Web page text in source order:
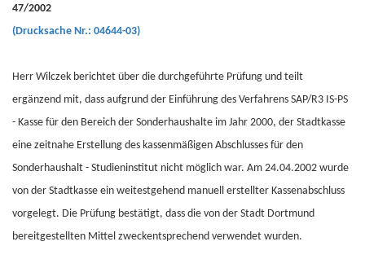
47/2002
(Drucksache Nr.: 04644-03)
Herr Wilczek berichtet über die durchgeführte Prüfung und teilt
ergänzend mit, dass aufgrund der Einführung des Verfahrens SAP/R3 IS-PS
- Kasse für den Bereich der Sonderhaushalte im Jahr 2000, der Stadtkasse
eine zeitnahe Erstellung des kassenmäßigen Abschlusses für den
Sonderhaushalt - Studieninstitut nicht möglich war. Am 24.04.2002 wurde
von der Stadtkasse ein weitestgehend manuell erstellter Kassenabschluss
vorgelegt. Die Prüfung bestätigt, dass die von der Stadt Dortmund
bereitgestellten Mittel zweckentsprechend verwendet wurden.